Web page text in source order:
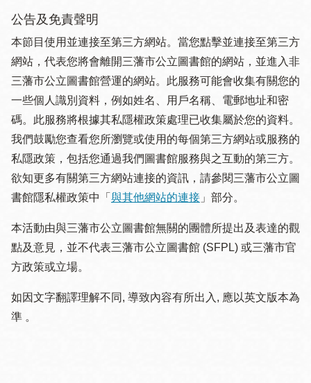
公告及免責聲明
本節目使用並連接至第三方網站。當您點擊並連接至第三方
網站，代表您將會離開三藩市公立圖書館的網站，並進入非
三藩市公立圖書館營運的網站。此服務可能會收集有關您的
一些個人識別資料，例如姓名、用戶名稱、電郵地址和密
碼。此服務將根據其私隱權政策處理已收集屬於您的資料。
我們鼓勵您查看您所瀏覽或使用的每個第三方網站或服務的
私隱政策，包括您通過我們圖書館服務與之互動的第三方。
欲知更多有關第三方網站連接的資訊，請參閱三藩市公立圖
書館隱私權政策中「 與其他網站的連接 」部分。
本活動由與三藩市公立圖書館無關的團體所提出及表達的觀
點及意見，並不代表三藩市公立圖書館 (SFPL) 或三藩市官
方政策或立場。
如因文字翻譯理解不同, 導致內容有所出入, 應以英文版本為
準 。